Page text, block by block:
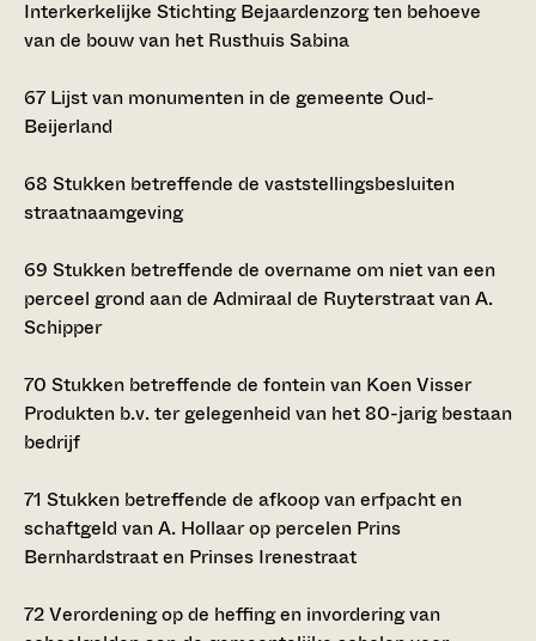
Interkerkelijke Stichting Bejaardenzorg ten behoeve
van de bouw van het Rusthuis Sabina
67 Lijst van monumenten in de gemeente Oud-
Beijerland
68 Stukken betreffende de vaststellingsbesluiten
straatnaamgeving
69 Stukken betreffende de overname om niet van een
perceel grond aan de Admiraal de Ruyterstraat van A.
Schipper
70 Stukken betreffende de fontein van Koen Visser
Produkten b.v. ter gelegenheid van het 80-jarig bestaan
bedrijf
71 Stukken betreffende de afkoop van erfpacht en
schaftgeld van A. Hollaar op percelen Prins
Bernhardstraat en Prinses Irenestraat
72Verordening op de heffing en invordering van